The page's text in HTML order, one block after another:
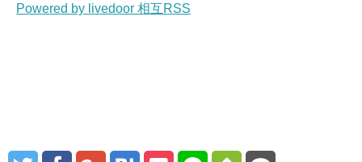
Powered by livedoor 相互RSS